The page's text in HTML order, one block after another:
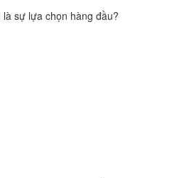
sự lựa chọn hàng đầu?